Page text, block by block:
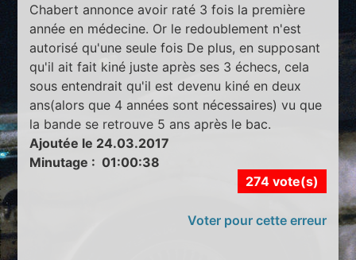
Chabert annonce avoir raté 3 fois la première
année en médecine. Or le redoublement n'est
autorisé qu'une seule fois De plus, en supposant
qu'il ait fait kiné juste après ses 3 échecs, cela
sous entendrait qu'il est devenu kiné en deux
ans(alors que 4 années sont nécessaires) vu que
la bande se retrouve 5 ans après le bac.
Ajoutée le 24.03.2017
Minutage : 01:00:38
274 vote(s)
Voter pour cette erreur